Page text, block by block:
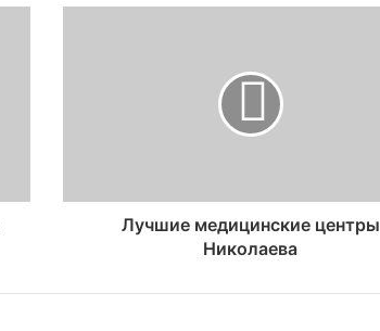
Лучшие медицинские центры
Николаева